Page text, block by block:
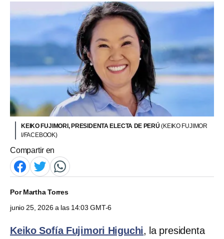
KEIKO FUJIMORI, PRESIDENTA ELECTA DE PERÚ(KEIKO FUJIMOR
I/FACEBOOK)
Compartir en
PorMartha Torres
junio 25, 2026 a las 14:03 GMT-6
Keiko Sofía Fujimori Higuchi, la presidenta